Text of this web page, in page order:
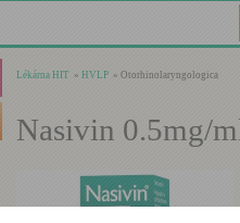
Lékárna HIT » HVLP » Otorhinolaryngologica
Nasivin 0.5mg/